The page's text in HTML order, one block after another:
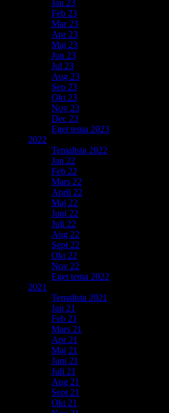
Jan 23
Feb 23
Mar 23
Apr 23
Maj 23
Jun 23
Jul 23
Aug 23
Sep 23
Okt 23
Nov 23
Dec 23
Eget tema 2023
2022
Temalista 2022
Jan 22
Feb 22
Mars 22
April 22
Maj 22
Juni 22
Juli 22
Aug 22
Sept 22
Okt 22
Nov 22
Eget tema 2022
2021
Temalista 2021
Jan 21
Feb 21
Mars 21
Apr 21
Maj 21
Juni 21
Juli 21
Aug 21
Sept 21
Okt 21